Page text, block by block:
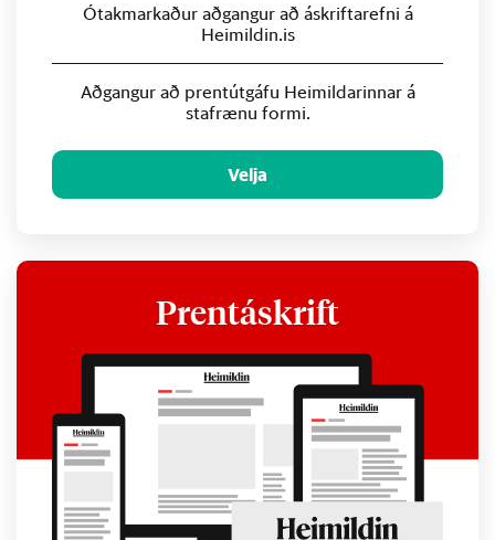
Ótakmarkaður aðgangur að áskriftarefni á
Heimildin.is
Aðgangur að prentútgáfu Heimildarinnar á
stafrænu formi.
Velja
Prentáskrift